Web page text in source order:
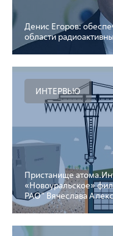
Денис Егоров:
области
ИНТЕРВЬЮ
Пристанище
«Новоуральское»
РАО" Вячеслава